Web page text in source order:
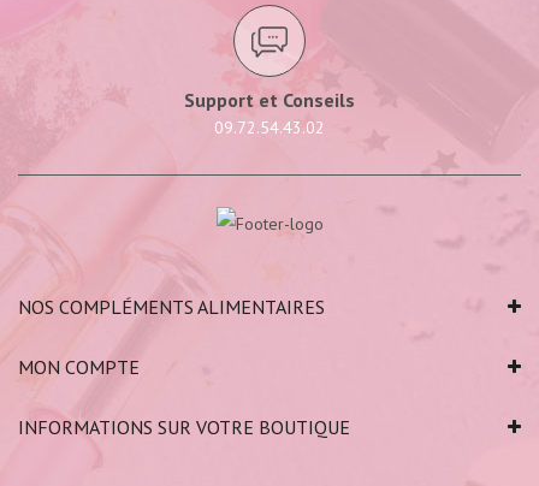
Support et Conseils
09.72.54.43.02
NOS COMPLÉMENTS ALIMENTAIRES
MON COMPTE
INFORMATIONS SUR VOTRE BOUTIQUE